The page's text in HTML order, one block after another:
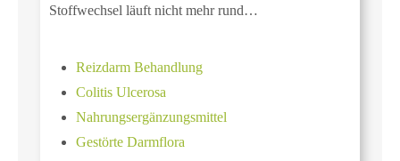
Stoffwechsel läuft nicht mehr rund…
Reizdarm Behandlung
Colitis Ulcerosa
Nahrungsergänzungsmittel
Gestörte Darmflora